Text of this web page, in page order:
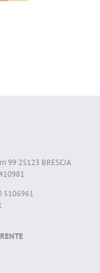
99 25123 BRESCIA
5106961